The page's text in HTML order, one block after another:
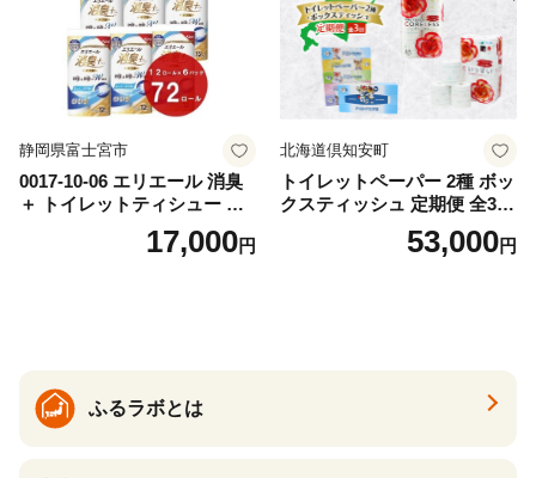
静岡県富士宮市
0017-10-06 エリエール 消臭
＋ トイレットティシュー し
っかり香るフレッシュクリア
の香り ダブル 12ロール×6パ
17,000円
北海道倶知安町
トイレットペーパー 2種 ボッ
クスティッシュ 定期便 全3
回 日本製 まとめ買い 防災
常備品 日用雑貨 消耗品 生活
53,000円
ふるラボとは